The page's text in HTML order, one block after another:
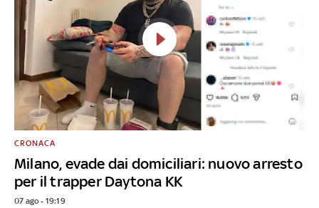
Milano, evade dai domiciliari: nuovo arresto
per il trapper Daytona KK
CRONACA
07 ago - 19:19